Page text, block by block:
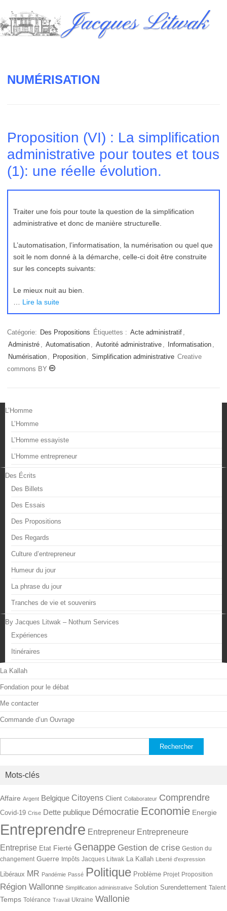
to
content
Jacques Litwak
NUMÉRISATION
Proposition (VI) : La simplification
administrative pour toutes et tous
(1): une réelle évolution.
Traiter une fois pour toute la question de la simplification
administrative et donc de manière structurelle.
L’automatisation, l’informatisation, la numérisation ou quel que
soit le nom donné à la démarche, celle-ci doit être construite
sur les concepts suivants:
Le mieux nuit au bien.
Lire la suite
Catégorie: Des Propositions Étiquettes : Acte administratif ,
Administré , Automatisation , Autorité administrative , Informatisation ,
Numérisation , Proposition , Simplification administrative Creative
commons BY
L’Homme
L’Homme
L’Homme essayiste
L’Homme entrepreneur
Des Écrits
Des Billets
Des Essais
Des Propositions
Des Regards
Culture d’entrepreneur
Humeur du jour
La phrase du jour
Tranches de vie et souvenirs
By Jacques Litwak – Nothum Services
Expériences
Itinéraires
La Kallah
Fondation pour le débat
Me contacter
Commande d’un Ouvrage
Mots-clés
Affaire Argent Belgique Citoyens Client Collaborateur Comprendre
Covid-19 Crise Dette publique Démocratie Economie Energie
Entreprendre Entrepreneur Entrepreneure
Entreprise Etat Fierté Genappe Gestion de crise Gestion du
changement Guerre Impôts Jacques Litwak La Kallah Liberté d'expression
Libéraux MR Pandémie Passé Politique Problème Projet Proposition
Région Wallonne Simplification administrative Solution Surendettement Talent
Temps Tolérance Travail Ukraine Wallonie